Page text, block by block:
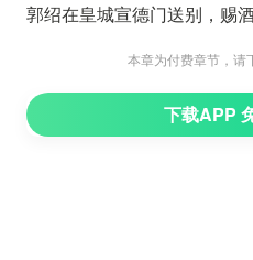
郭绍在皇城宣德门送别，赐
们将奔赴两个不同的方向；
地在庙堂和后宫中生活，早
本章为付费章节，请
下载APP